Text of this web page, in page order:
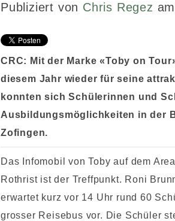
Publiziert von Chris Regez
CRC: Mit der Marke «Toby on
diesem Jahr wieder für seine
konnten sich Schülerinnen und
Ausbildungsmöglichkeiten in der
Zofingen.
Das Infomobil von Toby auf dem
Rothrist ist der Treffpunkt. Roni
erwartet kurz vor 14 Uhr rund 60
grosser Reisebus vor. Die Schüler